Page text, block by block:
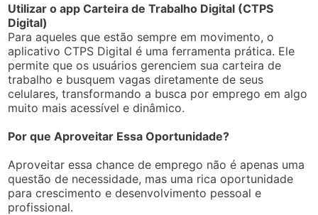
Utilizar o app Carteira de Trabalho Digital (CTPS
Digital)
Para aqueles que estão sempre em movimento, o
aplicativo CTPS Digital é uma ferramenta prática. Ele
permite que os usuários gerenciem sua carteira de
trabalho e busquem vagas diretamente de seus
celulares, transformando a busca por emprego em algo
muito mais acessível e dinâmico.
Por que Aproveitar Essa Oportunidade?
Aproveitar essa chance de emprego não é apenas uma
questão de necessidade, mas uma rica oportunidade
para crescimento e desenvolvimento pessoal e
profissional.